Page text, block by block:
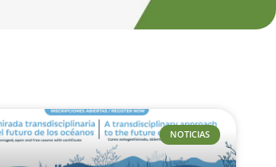
NOTICIAS